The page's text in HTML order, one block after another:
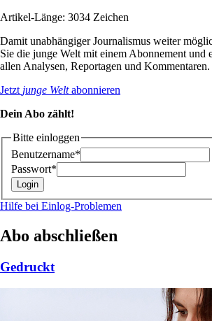
Artikel-Länge: 3034 Zeichen
Damit unabhängiger Journalismus weiter
Sie die junge Welt mit einem Abonnement und
allen Analysen, Reportagen und Kommentaren.
Jetzt junge Weltabonnieren
Dein Abo zählt!
Bitte einloggen
Benutzername*
Passwort*
Hilfe bei Einlog-Problemen
Abo abschließen
Gedruckt